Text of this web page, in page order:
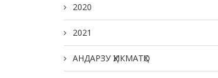
2020
2021
АНДАРЗУ ҲИКМАТҲО